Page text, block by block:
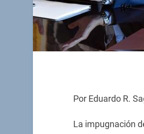
Por Eduardo R.
La impugnación